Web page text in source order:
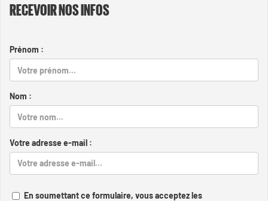
RECEVOIR NOS INFOS
Prénom :
Nom :
Votre adresse e-mail :
En soumettant ce formulaire, vous acceptez les